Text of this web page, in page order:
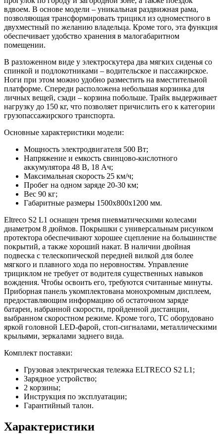
вдвоем. В основе модели – уникальная раздвижная рама,
позволяющая трансформировать трицикл из одноместного в
двухместный по желанию владельца. Кроме того, эта функция
обеспечивает удобство хранения в малогабаритном
помещении.
В разложенном виде у электроскутера два мягких сиденья со
спинкой и подлокотниками – водительское и пассажирское.
Ноги при этом можно удобно разместить на вместительной
платформе. Спереди расположена небольшая корзинка для
личных вещей, сзади – корзина побольше. Трайк выдерживает
нагрузку до 150 кг, что позволяет причислить его к категории
грузопассажирского транспорта.
Основные характеристики модели:
Мощность электродвигателя 500 Вт;
Напряжение и емкость свинцово-кислотного
аккумулятора 48 В, 18 Ач;
Максимальная скорость 25 км/ч;
Пробег на одном заряде 20-30 км;
Вес 90 кг;
Габаритные размеры 1500x800x1200 мм.
Eltreco S2 L1 оснащен тремя пневматическими колесами
диаметром 8 дюймов. Покрышки с универсальным рисунком
протектора обеспечивают хорошее сцепление на большинстве
покрытий, а также хороший накат. В наличии двойная
подвеска с телескопической передней вилкой для более
мягкого и плавного хода по неровностям. Управление
трициклом не требует от водителя существенных навыков
вождения. Чтобы освоить его, требуются считанные минуты.
Приборная панель укомплектована монохромным дисплеем,
предоставляющим информацию об остаточном заряде
батареи, набранной скорости, пройденной дистанции,
выбранном скоростном режиме. Кроме того, ТС оборудовано
яркой головной LED-фарой, стоп-сигналами, металлическими
крыльями, зеркалами заднего вида.
Комплект поставки:
Грузовая электрическая тележка ELTRECO S2 L1;
Зарядное устройство;
2 корзины;
Инструкция по эксплуатации;
Гарантийный талон.
Характеристики